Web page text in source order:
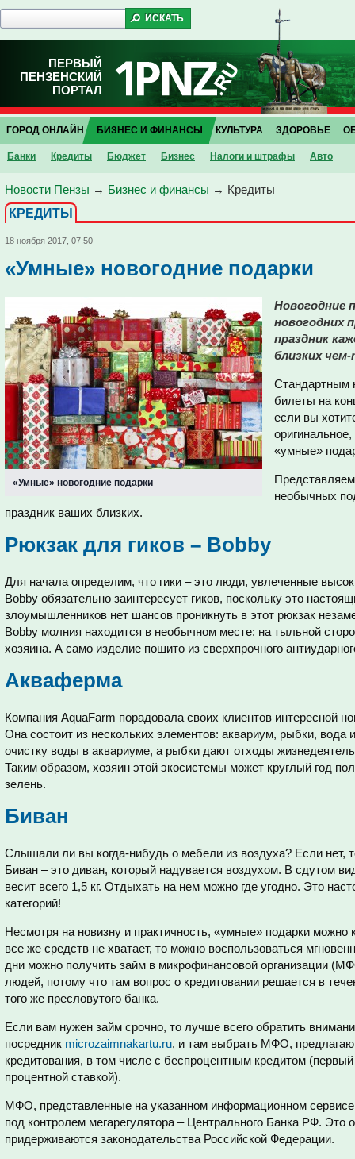
ПЕРВЫЙ
ПЕНЗЕНСКИЙ
ПОРТАЛ
ГОРОД ОНЛАЙН БИЗНЕС И ФИНАНСЫ
Банки Кредиты Бюджет Бизнес Налоги и штрафы Авто
КУЛЬТУРА ЗДОРОВЬЕ
Новости Пензы → Бизнес и финансы → Кредиты
КРЕДИТЫ
18 ноября 2017, 07:50
«Умные» новогодние подарки
«Умные» новогодние подарки
Новогодние
новогодних
праздник
близких
Стандартным
билеты на
если вы
«умные»
необычных
праздник ваших близких.
Рюкзак для гиков – Bobby
Для начала определим, что гики – это люди, увлеченные
Bobby обязательно заинтересует гиков, поскольку это
злоумышленников нет шансов проникнуть в этот рюкзак
Bobby молния находится в необычном месте: на тыльной
хозяина. А само изделие пошито из сверхпрочного
Акваферма
Компания AquaFarm порадовала своих клиентов интересной
Она состоит из нескольких элементов: аквариум, рыбки, вода
очистку воды в аквариуме, а рыбки дают отходы
Таким образом, хозяин этой экосистемы может круглый год
зелень.
Биван
Слышали ли вы когда-нибудь о мебели из воздуха? Если нет,
Биван – это диван, который надувается воздухом. В сдутом
весит всего 1,5 кг. Отдыхать на нем можно где угодно. Это
категорий!
Несмотря на новизну и практичность, «умные» подарки можно
все же средств не хватает, то можно воспользоваться
дни можно получить займ в микрофинансовой организации
людей, потому что там вопрос о кредитовании решается в
того же пресловутого банка.
Если вам нужен займ срочно, то лучше всего обратить
посредник microzaimnakartu.ru, и там выбрать МФО,
кредитования, в том числе с беспроцентным кредитом
процентной ставкой).
МФО, представленные на указанном информационном
под контролем мегарегулятора – Центрального Банка РФ. Это
придерживаются законодательства Российской Федерации.